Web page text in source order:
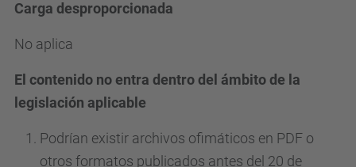
Carga desproporcionada
No aplica
El contenido no entra dentro del ámbito de la
legislación aplicable
Podrían existir archivos ofimáticos en PDF o
otros formatos publicados antes del 20 de